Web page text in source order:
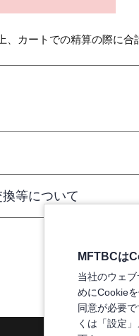
、カートでの精算の際に合
等について
MFTBCは
当社のウェ
めにCookie
同意が必要
くは「設定